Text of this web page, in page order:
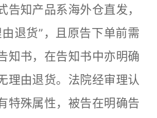
告知产品系海外仓直发，
退货”，且原告下单前需
知书，在告知书中亦明确
理由退货。法院经审理认
特殊属性，被告在明确告